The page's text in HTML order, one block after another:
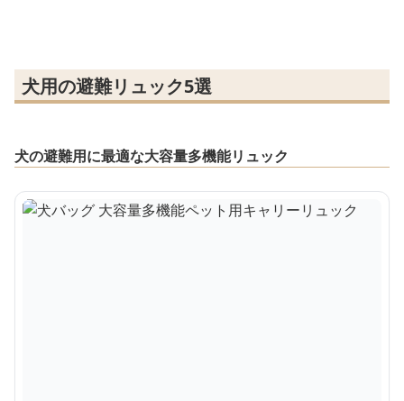
犬用の避難リュック5選
犬の避難用に最適な大容量多機能リュック